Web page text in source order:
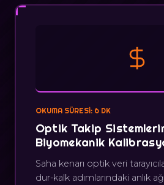
OKUMA SÜRESI: 6 DK
Optik Takip
Biyomekanik
Saha kenarı optik veri
dur-kalk adımlarındaki anlık